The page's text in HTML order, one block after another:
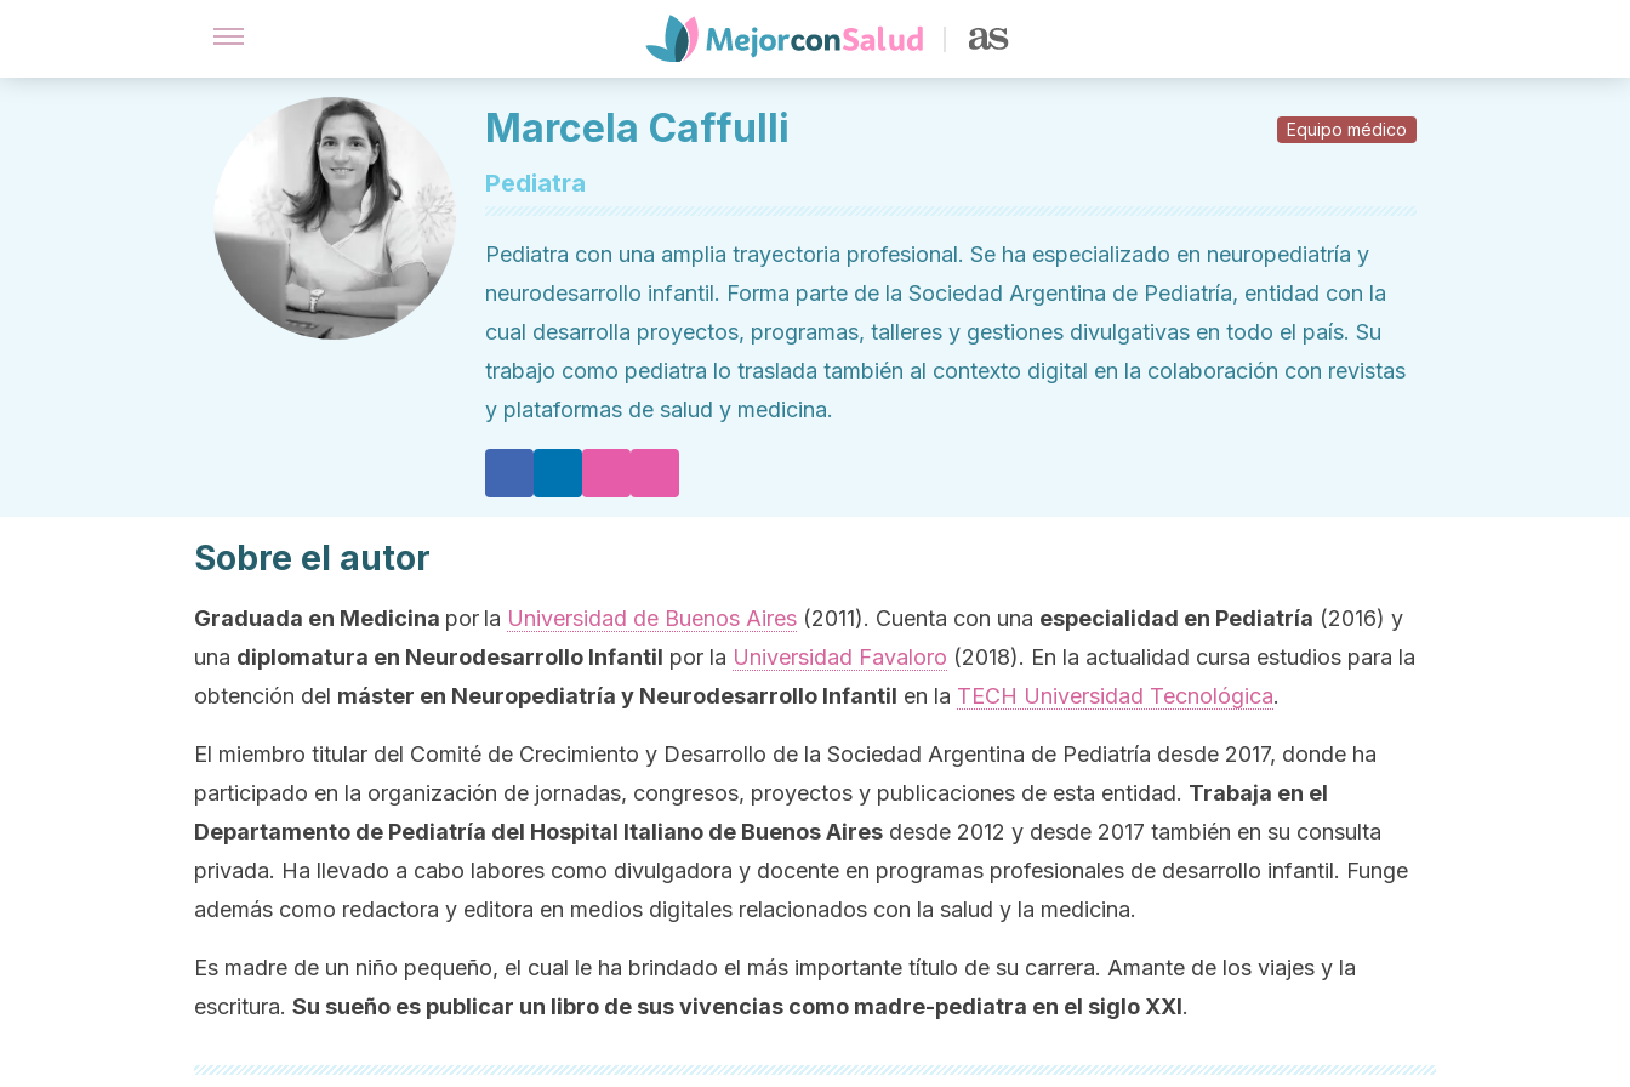
Marcela Caffulli Equipo médico
Pediatra
Pediatra con una amplia trayectoria profesional. Se ha especializado en neuropediatría y
neurodesarrollo infantil. Forma parte de la Sociedad Argentina de Pediatría, entidad con la
cual desarrolla proyectos, programas, talleres y gestiones divulgativas en todo el país. Su
trabajo como pediatra lo traslada también al contexto digital en la colaboración con revistas
y plataformas de salud y medicina.
Sobre el autor
Graduada en Medicina por la Universidad de Buenos Aires (2011). Cuenta con una especialidad en Pediatría (2016) y
una diplomatura en Neurodesarrollo Infantil por la Universidad Favaloro (2018). En la actualidad cursa estudios para la
obtención del máster en Neuropediatría y Neurodesarrollo Infantil en la TECH Universidad Tecnológica.
El miembro titular del Comité de Crecimiento y Desarrollo de la Sociedad Argentina de Pediatría desde 2017, donde ha
participado en la organización de jornadas, congresos, proyectos y publicaciones de esta entidad. Trabaja en el
Departamento de Pediatría del Hospital Italiano de Buenos Aires desde 2012 y desde 2017 también en su consulta
privada. Ha llevado a cabo labores como divulgadora y docente en programas profesionales de desarrollo infantil. Funge
además como redactora y editora en medios digitales relacionados con la salud y la medicina.
Es madre de un niño pequeño, el cual le ha brindado el más importante título de su carrera. Amante de los viajes y la
escritura. Su sueño es publicar un libro de sus vivencias como madre-pediatra en el siglo XXI.